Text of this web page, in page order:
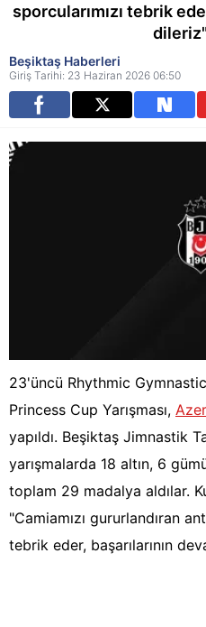
sporcularımızı tebrik
Beşiktaş Haberleri
Giriş Tarihi: 23 Haziran 2026 06:50
23'üncü Rhythmic
Princess Cup Yarışması,
yapıldı. Beşiktaş Jimnastik
yarışmalarda 18 altın, 6
toplam 29 madalya aldılar.
"Camiamızı gururlandıran
tebrik eder, başarılarının